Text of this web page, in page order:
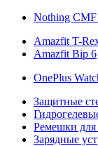
Nothing CMF
Amazfit T-
Amazfit Bip 6
OnePlus
Защитные
Ремешки для
Зарядные